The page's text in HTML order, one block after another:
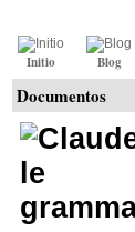
Initio Blog
Documentos
le